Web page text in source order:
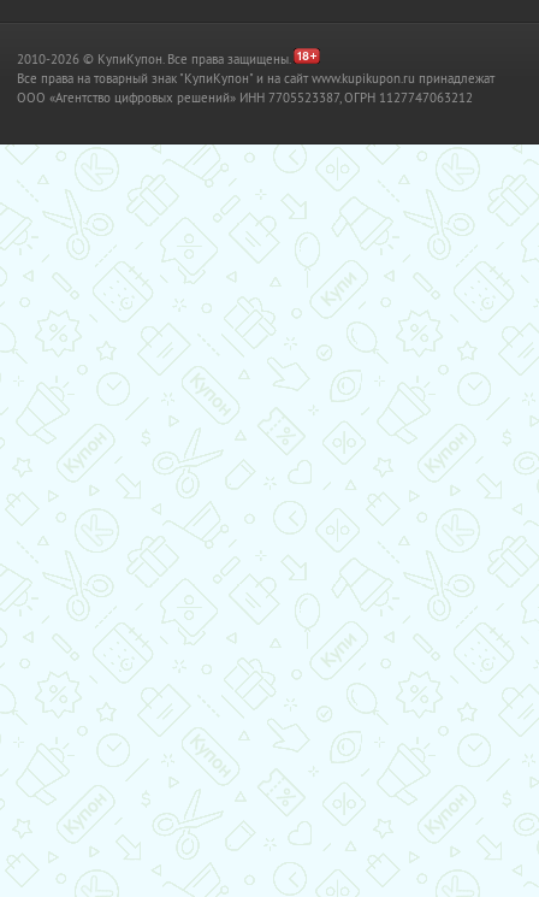
2010-2026 © КупиКупон. Все права защищены.
Все права на товарный знак "КупиКупон" и на сайт www.kupikupon.ru принадлежат
OOO «Агентство цифровых решений» ИНН 7705523387, ОГРН 1127747063212